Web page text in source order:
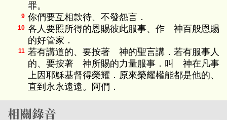
罪。
9 你們要互相款待、不發怨言．
10 各人要照所得的恩賜彼此服事、作 神百般恩賜
的好管家．
11 若有講道的、要按著 神的聖言講．若有服事人
的、要按著 神所賜的力量服事．叫 神在凡事
上因耶穌基督得榮耀．原來榮耀權能都是他的、
直到永永遠遠。阿們．